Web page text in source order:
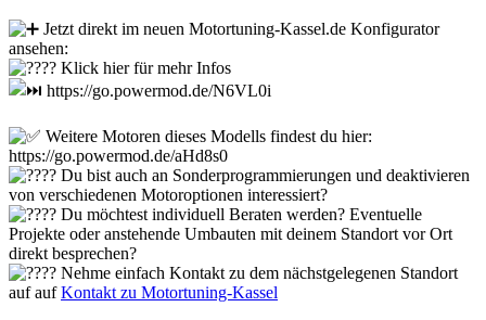
Jetzt direkt im neuen Motortuning-Kassel.de Konfigurator
ansehen:
Klick hier für mehr Infos
https://go.powermod.de/N6VL0i
Weitere Motoren dieses Modells findest du hier:
https://go.powermod.de/aHd8s0
Du bist auch an Sonderprogrammierungen und deaktivieren
von verschiedenen Motoroptionen interessiert?
Du möchtest individuell Beraten werden? Eventuelle
Projekte oder anstehende Umbauten mit deinem Standort vor Ort
direkt besprechen?
Nehme einfach Kontakt zu dem nächstgelegenen Standort
auf aufKontakt zu Motortuning-Kassel